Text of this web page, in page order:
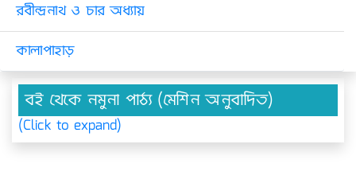
রবীন্দ্রনাথ ও চার অধ্যায়
কালাপাহাড়
বই থেকে নমুনা পাঠ্য (মেশিন অনুবাদিত)
(Click to expand)